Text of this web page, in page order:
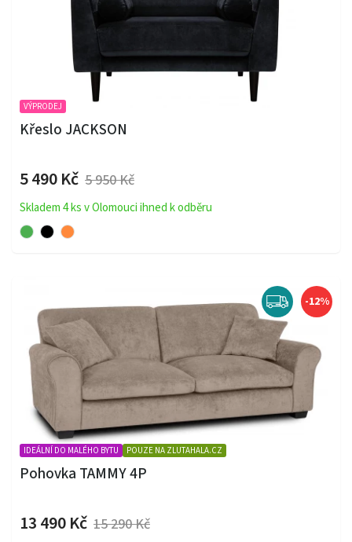
VÝPRODEJ
Křeslo JACKSON
5 490 Kč 5 950 Kč
Skladem 4 ks v Olomouci ihned k odběru
-12%
IDEÁLNÍ DO MALÉHO BYTU POUZE NA ZLUTAHALA.CZ
Pohovka TAMMY 4P
13 490 Kč 15 290 Kč